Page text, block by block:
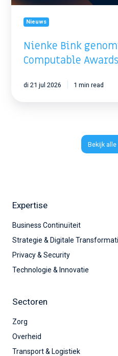
Nieuws
Nienke Bink
Computable
di 21 jul 2026 1 min read
Bekijk
Expertise
Business Continuïteit
Strategie & Digitale
Privacy & Security
Technologie & Innovatie
Sectoren
Zorg
Overheid
Transport & Logistiek